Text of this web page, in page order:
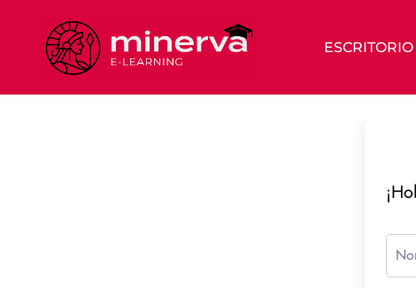
ESCRITORIO